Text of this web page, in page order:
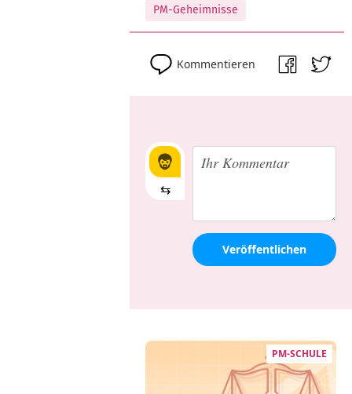
PM-Geheimnisse
Kommentieren
⇆
Veröffentlichen
PM-SCHULE